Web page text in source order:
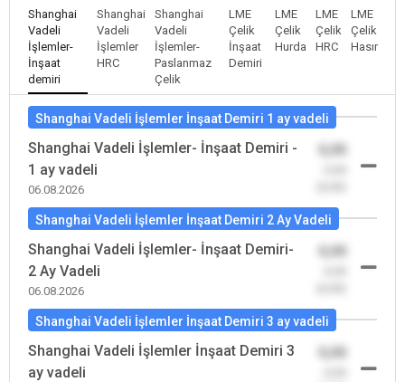
Shanghai
Vadeli
İşlemler-
İnşaat
demiri
Shanghai
Vadeli
İşlemler
HRC
Shanghai
Vadeli
İşlemler-
Paslanmaz
Çelik
LME
Çelik
İnşaat
Demiri
LME
Çelik
Hurda
LME
Çelik
HRC
LME
Çelik
Hasır
Shanghai Vadeli İşlemler İnşaat Demiri 1 ay vadeli
Shanghai Vadeli İşlemler- İnşaat Demiri -
1 ay vadeli
06.08.2026
0,00
Shanghai Vadeli İşlemler İnşaat Demiri 2 Ay Vadeli
Shanghai Vadeli İşlemler- İnşaat Demiri-
2 Ay Vadeli
06.08.2026
0,00
Shanghai Vadeli İşlemler İnşaat Demiri 3 ay vadeli
Shanghai Vadeli İşlemler İnşaat Demiri 3
ay vadeli
0,00